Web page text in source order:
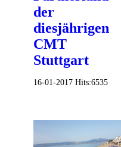
der
diesjährigen
CMT
Stuttgart
16-01-2017 Hits:6535